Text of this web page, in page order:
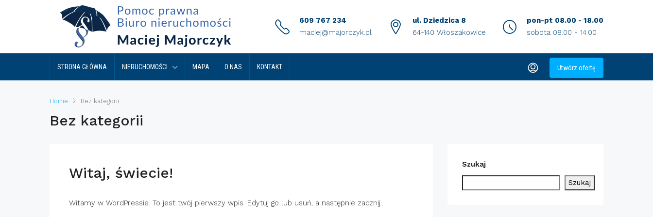
609 767 234
maciej@majorczyk.pl
ul. Dziedzica 8
64-140 Włoszakowice
pon-pt 08.00 - 18.00
sobota 08.00 - 14.00
STRONA GŁÓWNA NIERUCHOMOŚCI MAPA O NAS KONTAKT Utwórz ofertę
Home Bez kategorii
Bez kategorii
Witaj, świecie!
Witamy w WordPressie. To jest twój pierwszy wpis. Edytuj go lub usuń, a następnie zacznij...
Szukaj
Szukaj